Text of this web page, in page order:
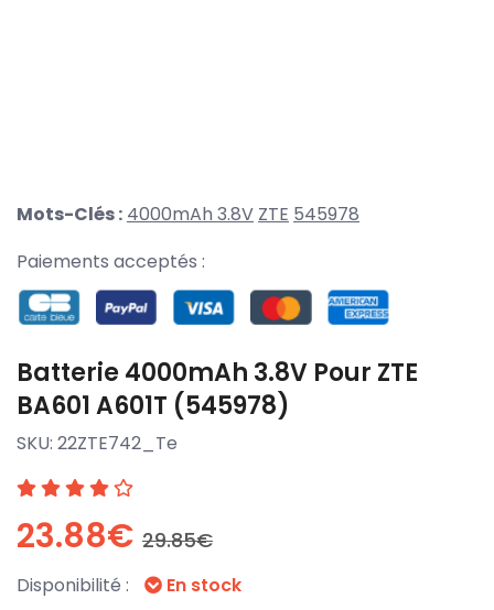
Mots-Clés : 4000mAh 3.8V ZTE 545978
Paiements acceptés :
Batterie 4000mAh 3.8V Pour ZTE
BA601 A601T (545978)
SKU: 22ZTE742_Te
23.88€ 29.85€
Disponibilité : En stock